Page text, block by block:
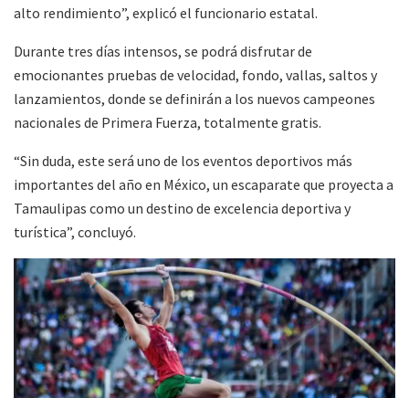
alto rendimiento”, explicó el funcionario estatal.
Durante tres días intensos, se podrá disfrutar de
emocionantes pruebas de velocidad, fondo, vallas, saltos y
lanzamientos, donde se definirán a los nuevos campeones
nacionales de Primera Fuerza, totalmente gratis.
“Sin duda, este será uno de los eventos deportivos más
importantes del año en México, un escaparate que proyecta a
Tamaulipas como un destino de excelencia deportiva y
turística”, concluyó.